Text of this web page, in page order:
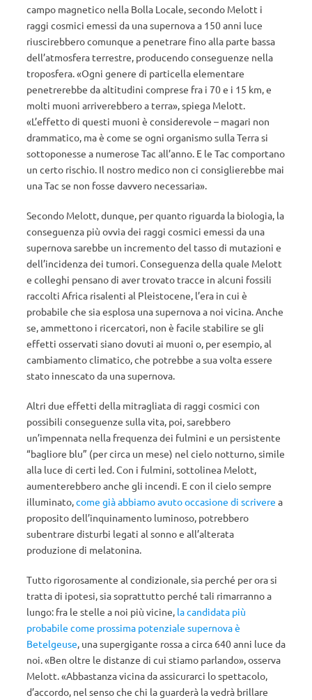
campo magnetico nella Bolla Locale, secondo Melott i
raggi cosmici emessi da una supernova a 150 anni luce
riuscirebbero comunque a penetrare fino alla parte bassa
dell’atmosfera terrestre, producendo conseguenze nella
troposfera. «Ogni genere di particella elementare
penetrerebbe da altitudini comprese fra i 70 e i 15 km, e
molti muoni arriverebbero a terra», spiega Melott.
«L’effetto di questi muoni è considerevole – magari non
drammatico, ma è come se ogni organismo sulla Terra si
sottoponesse a numerose Tac all’anno. E le Tac comportano
un certo rischio. Il nostro medico non ci consiglierebbe mai
una Tac se non fosse davvero necessaria».
Secondo Melott, dunque, per quanto riguarda la biologia, la
conseguenza più ovvia dei raggi cosmici emessi da una
supernova sarebbe un incremento del tasso di mutazioni e
dell’incidenza dei tumori. Conseguenza della quale Melott
e colleghi pensano di aver trovato tracce in alcuni fossili
raccolti Africa risalenti al Pleistocene, l’era in cui è
probabile che sia esplosa una supernova a noi vicina. Anche
se, ammettono i ricercatori, non è facile stabilire se gli
effetti osservati siano dovuti ai muoni o, per esempio, al
cambiamento climatico, che potrebbe a sua volta essere
stato innescato da una supernova.
Altri due effetti della mitragliata di raggi cosmici con
possibili conseguenze sulla vita, poi, sarebbero
un’impennata nella frequenza dei fulmini e un persistente
“bagliore blu” (per circa un mese) nel cielo notturno, simile
alla luce di certi led. Con i fulmini, sottolinea Melott,
aumenterebbero anche gli incendi. E con il cielo sempre
illuminato,come già abbiamo avuto occasione di scrivere a
proposito dell’inquinamento luminoso, potrebbero
subentrare disturbi legati al sonno e all’alterata
produzione di melatonina.
Tutto rigorosamente al condizionale, sia perché per ora si
tratta di ipotesi, sia soprattutto perché tali rimarranno a
lungo: fra le stelle a noi più vicine, la candidata più
probabile come prossima potenziale supernova è
Betelgeuse, una supergigante rossa a circa 640 anni luce da
noi. «Ben oltre le distanze di cui stiamo parlando», osserva
Melott. «Abbastanza vicina da assicurarci lo spettacolo,
d’accordo, nel senso che chi la guarderà la vedrà brillare